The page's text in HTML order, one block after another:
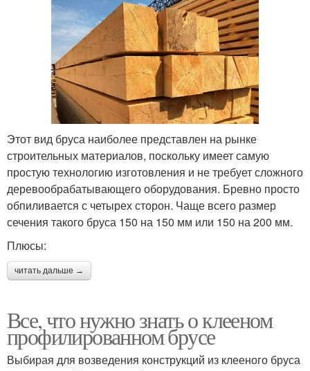
Этот вид бруса наиболее представлен на рынке
строительных материалов, поскольку имеет самую
простую технологию изготовления и не требует сложного
деревообрабатывающего оборудования. Бревно просто
обпиливается с четырех сторон. Чаще всего размер
сечения такого бруса 150 на 150 мм или 150 на 200 мм.
Плюсы:
читать дальше →
Все, что нужно знать о клееном
профилированном брусе
Выбирая для возведения конструкций из клееного бруса